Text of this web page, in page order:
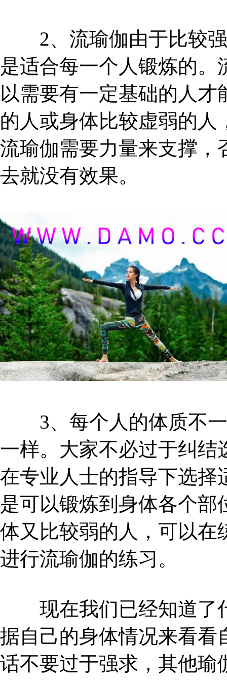
2、流瑜伽由于比较强
是适合每一个人锻炼的
以需要有一定基础的人
的人或身体比较虚弱的
流瑜伽需要力量来支撑，
去就没有效果。
3、每个人的体质不一
一样。大家不必过于纠结
在专业人士的指导下选择
是可以锻炼到身体各个
体又比较弱的人，可以在
进行流瑜伽的练习。
现在我们已经知道了
据自己的身体情况来看看
话不要过于强求，其他瑜